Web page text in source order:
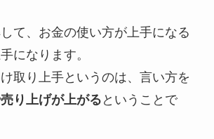
て、お金の使い方が上手になる
になります。
取り上手というのは、言い方を
り上げが上がるということで